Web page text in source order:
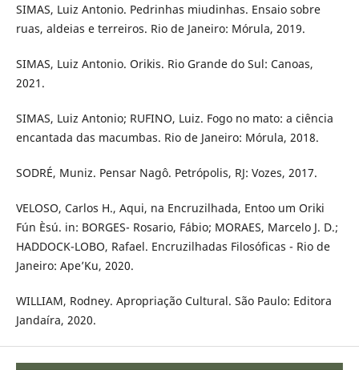
SIMAS, Luiz Antonio. Pedrinhas miudinhas. Ensaio sobre
ruas, aldeias e terreiros. Rio de Janeiro: Mórula, 2019.
SIMAS, Luiz Antonio. Orikis. Rio Grande do Sul: Canoas,
2021.
SIMAS, Luiz Antonio; RUFINO, Luiz. Fogo no mato: a ciência
encantada das macumbas. Rio de Janeiro: Mórula, 2018.
SODRÉ, Muniz. Pensar Nagô. Petrópolis, RJ: Vozes, 2017.
VELOSO, Carlos H., Aqui, na Encruzilhada, Entoo um Oriki
Fún Èsú. in: BORGES- Rosario, Fábio; MORAES, Marcelo J. D.;
HADDOCK-LOBO, Rafael. Encruzilhadas Filosóficas - Rio de
Janeiro: Ape’Ku, 2020.
WILLIAM, Rodney. Apropriação Cultural. São Paulo: Editora
Jandaíra, 2020.